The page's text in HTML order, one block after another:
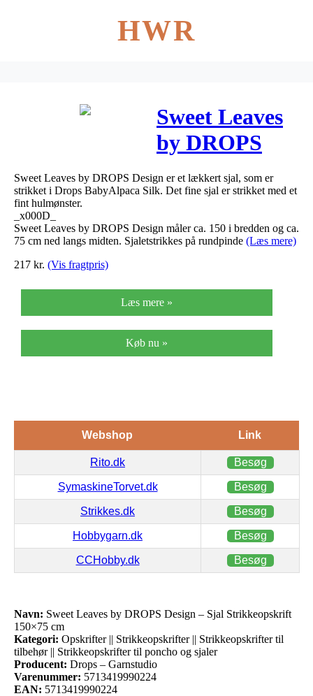
HWR
Sweet Leaves
by DROPS
Design – Sjal
Strikkeopskrift
150×75 cm
Sweet Leaves by DROPS Design er et lækkert sjal, som er
strikket i Drops BabyAlpaca Silk. Det fine sjal er strikket med et
fint hulmønster.
_x000D_
Sweet Leaves by DROPS Design måler ca. 150 i bredden og ca.
75 cm ned langs midten. Sjaletstrikkes på rundpinde (Læs mere)
217 kr. (Vis fragtpris)
Læs mere »
Køb nu »
Webshop Link
Rito.dk Besøg
SymaskineTorvet.dk Besøg
Strikkes.dk Besøg
Hobbygarn.dk Besøg
CCHobby.dk Besøg
Navn: Sweet Leaves by DROPS Design – Sjal Strikkeopskrift
150×75 cm
Kategori: Opskrifter || Strikkeopskrifter || Strikkeopskrifter til
tilbehør || Strikkeopskrifter til poncho og sjaler
Producent: Drops – Garnstudio
Varenummer: 5713419990224
EAN: 5713419990224